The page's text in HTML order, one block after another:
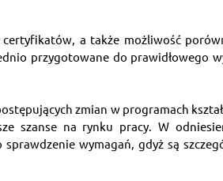
a także możliwość
przygotowane do prawidłowego
zmian w programach
szanse na rynku pracy. W
wymagań, gdyż są